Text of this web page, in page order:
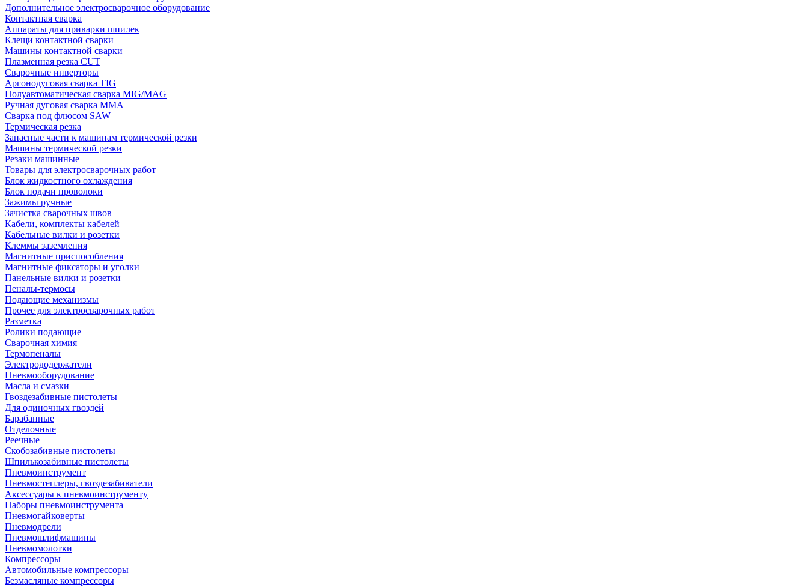
Дополнительное электросварочное оборудование
Контактная сварка
Аппараты для приварки шпилек
Клещи контактной сварки
Машины контактной сварки
Плазменная резка CUT
Сварочные инверторы
Аргонодуговая сварка TIG
Полуавтоматическая сварка MIG/MAG
Ручная дуговая сварка MMA
Сварка под флюсом SAW
Термическая резка
Запасные части к машинам термической резки
Машины термической резки
Резаки машинные
Товары для электросварочных работ
Блок жидкостного охлаждения
Блок подачи проволоки
Зажимы ручные
Зачистка сварочных швов
Кабели, комплекты кабелей
Кабельные вилки и розетки
Клеммы заземления
Магнитные приспособления
Магнитные фиксаторы и уголки
Панельные вилки и розетки
Пеналы-термосы
Подающие механизмы
Прочее для электросварочных работ
Разметка
Ролики подающие
Сварочная химия
Термопеналы
Электрододержатели
Пневмооборудование
Масла и смазки
Гвоздезабивные пистолеты
Для одиночных гвоздей
Барабанные
Отделочные
Реечные
Скобозабивные пистолеты
Шпилькозабивные пистолеты
Пневмоинструмент
Пневмостеплеры, гвоздезабиватели
Аксессуары к пневмоинструменту
Наборы пневмоинструмента
Пневмогайковерты
Пневмодрели
Пневмошлифмашины
Пневмомолотки
Компрессоры
Автомобильные компрессоры
Безмасляные компрессоры